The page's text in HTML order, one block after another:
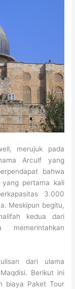
merujuk pada
Arculf yang
bahwa
pertama kali
3.000
Meskipun begitu,
kedua dari
dari ulama
Berikut ini
biaya Paket Tour